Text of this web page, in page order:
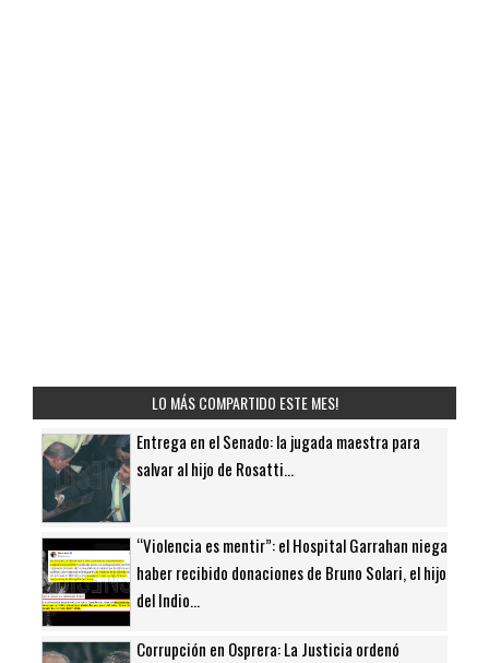
LO MÁS COMPARTIDO ESTE MES!
Entrega en el Senado: la jugada maestra para
salvar al hijo de Rosatti...
“Violencia es mentir”: el Hospital Garrahan niega
haber recibido donaciones de Bruno Solari, el hijo
del Indio...
Corrupción en Osprera: La Justicia ordenó